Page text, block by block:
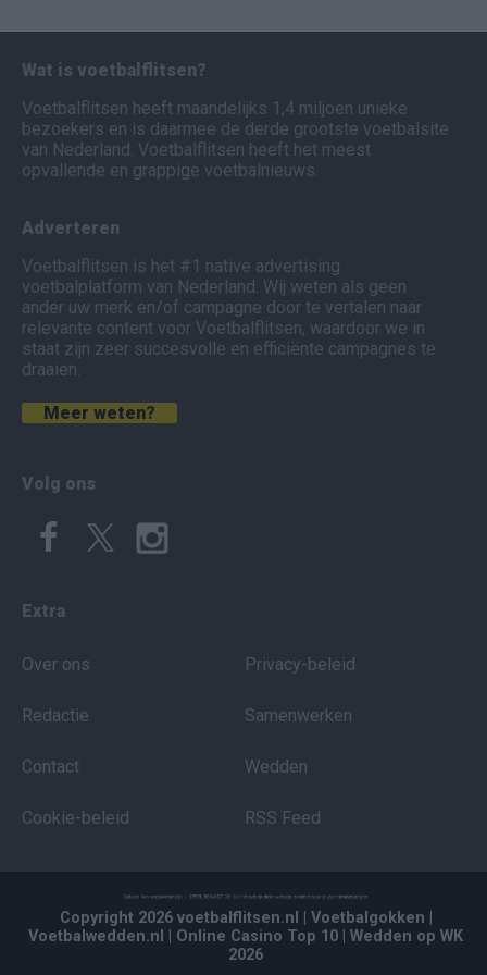
Wat is voetbalflitsen?
Voetbalflitsen heeft maandelijks 1,4 miljoen unieke
bezoekers en is daarmee de derde grootste voetbalsite
van Nederland. Voetbalflitsen heeft het meest
opvallende en grappige voetbalnieuws.
Adverteren
Voetbalflitsen is het #1 native advertising
voetbalplatform van Nederland. Wij weten als geen
ander uw merk en/of campagne door te vertalen naar
relevante content voor Voetbalflitsen, waardoor we in
staat zijn zeer succesvolle en efficiënte campagnes te
draaien.
Meer weten?
Volg ons
Extra
Over ons
Redactie
Contact
Cookie-beleid
Privacy-beleid
Samenwerken
Wedden
RSS Feed
Copyright 2026 voetbalflitsen.nl | Voetbalgokken
Voetbalwedden.nl
| Online Casino Top 10 | Wedden op WK
2026